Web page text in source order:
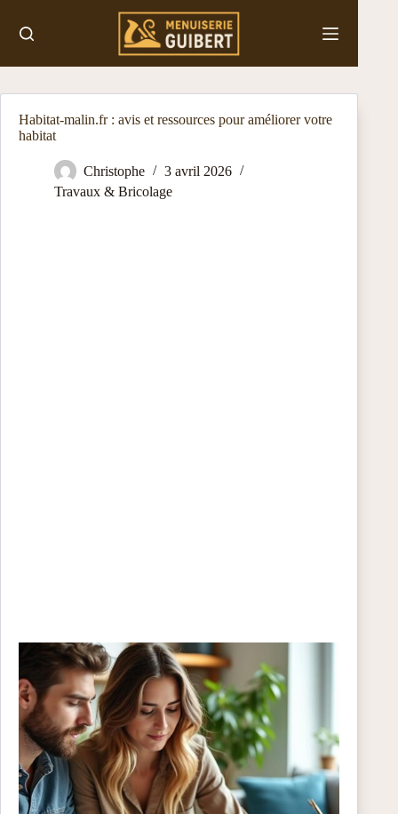
contenu
Habitat-malin.fr : avis et ressources pour améliorer votre
habitat
Christophe
3 avril 2026
Travaux & Bricolage